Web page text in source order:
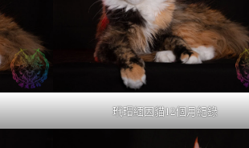
玳瑁緬因貓12個月紀錄